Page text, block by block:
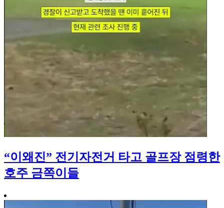
“이왜진” 전기자전거 타고 골프장 점령한
호주 금쪽이들